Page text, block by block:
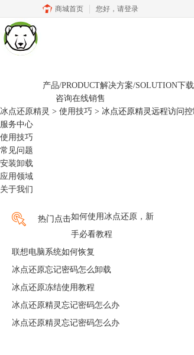
商城首页 您好， 请登录
产品/PRODUCT解决方案/SOLUTION下
咨询在线销售
冰点还原精灵 > 使用技巧 > 冰点还原精灵远程访问控
服务中心
使用技巧
常见问题
安装卸载
应用领域
关于我们
热门点击如何使用冰点还原，新
手必看教程
联想电脑系统如何恢复
冰点还原忘记密码怎么卸载
冰点还原冻结使用教程
冰点还原精灵忘记密码怎么办
冰点还原精灵忘记密码怎么办